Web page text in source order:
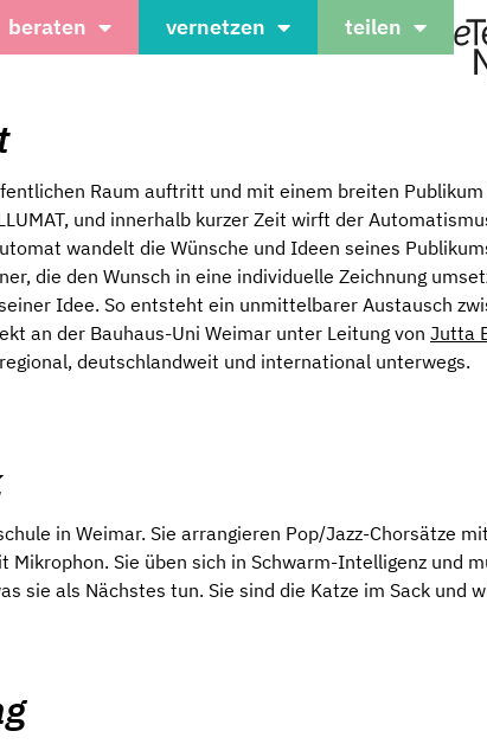
beraten vernetzen teilen
Raum auftritt und mit einem breiten
und innerhalb kurzer Zeit wirft der
wandelt die Wünsche und Ideen seines
die den Wunsch in eine individuelle Zeichnung
Idee. So entsteht ein unmittelbarer Austausch
an der Bauhaus-Uni Weimar unter Leitung von Jutta
deutschlandweit und international unterwegs.
in Weimar. Sie arrangieren Pop/Jazz-Chorsätze
Sie üben sich in Schwarm-Intelligenz und
sie als Nächstes tun. Sie sind die Katze im Sack